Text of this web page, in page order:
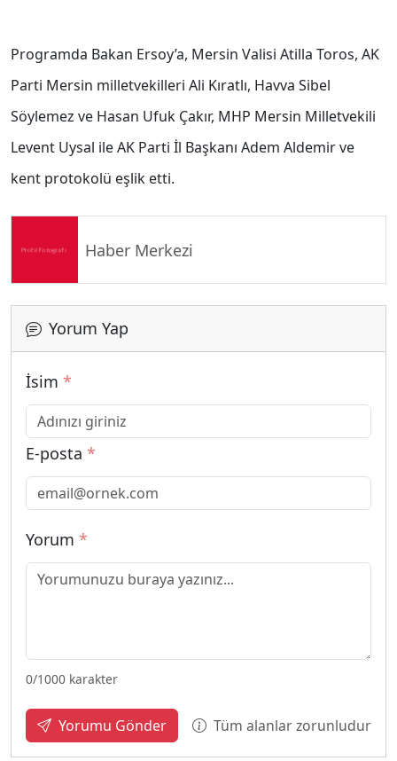
Programda Bakan Ersoy’a, Mersin Valisi Atilla Toros, AK
Parti Mersin milletvekilleri Ali Kıratlı, Havva Sibel
Söylemez ve Hasan Ufuk Çakır, MHP Mersin Milletvekili
Levent Uysal ile AK Parti İl Başkanı Adem Aldemir ve
kent protokolü eşlik etti.
Haber Merkezi
Yorum Yap
İsim *
E-posta *
Yorum *
0/1000 karakter
Yorumu Gönder Tüm alanlar zorunludur